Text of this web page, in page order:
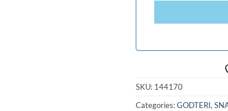
SKU: 144170
Categories:GODTERI,